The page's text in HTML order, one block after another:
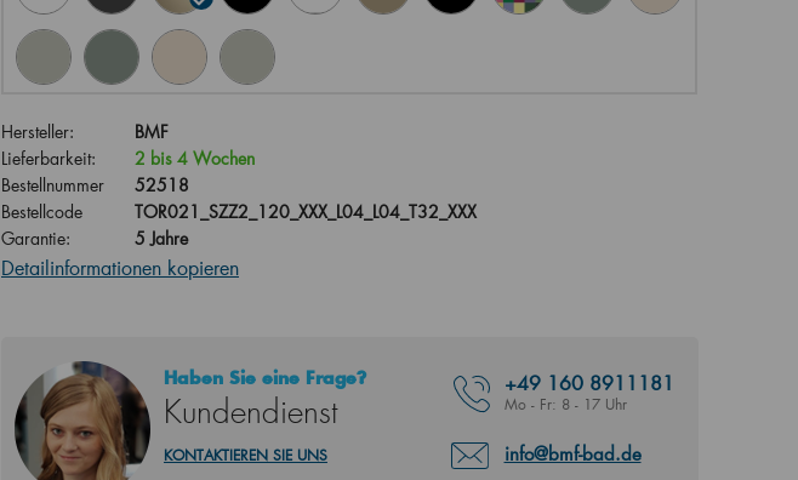
Hersteller:
BMF
Lieferbarkeit:
2 bis 4 Wochen
Bestellnummer
52518
Bestellcode
TOR021_SZZ2_120_XXX_L04_L04_T32_XXX
Garantie:
5 Jahre
Detailinformationen kopieren
Haben Sie eine Frage?
Kundendienst
+49 160 8911181
Mo - Fr: 8 - 17 Uhr
info@bmf-bad.de
KONTAKTIEREN SIE UNS